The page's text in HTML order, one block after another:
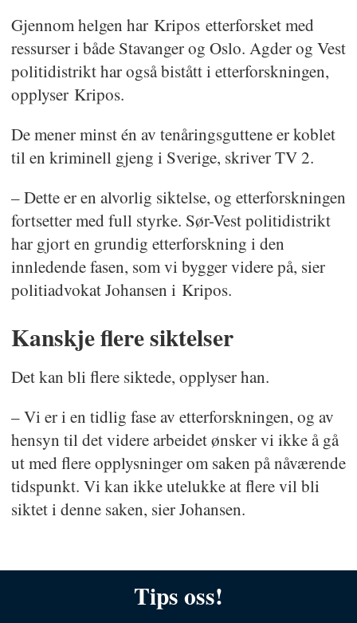
Gjennom helgen har Kripos etterforsket med
ressurser i både Stavanger og Oslo. Agder og Vest
politidistrikt har også bistått i etterforskningen,
opplyser Kripos.
De mener minst én av tenåringsguttene er koblet
til en kriminell gjeng i Sverige, skriver TV 2.
– Dette er en alvorlig siktelse, og etterforskningen
fortsetter med full styrke. Sør-Vest politidistrikt
har gjort en grundig etterforskning i den
innledende fasen, som vi bygger videre på, sier
politiadvokat Johansen i Kripos.
Kanskje flere siktelser
Det kan bli flere siktede, opplyser han.
– Vi er i en tidlig fase av etterforskningen, og av
hensyn til det videre arbeidet ønsker vi ikke å gå
ut med flere opplysninger om saken på nåværende
tidspunkt. Vi kan ikke utelukke at flere vil bli
siktet i denne saken, sier Johansen.
Tips oss!